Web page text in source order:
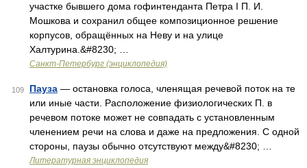
участке бывшего дома гофинтенданта Петра I П. И.
Мошкова и сохранил общее композиционное решение
корпусов, обращённых на Неву и на улице
Халтурина.&#8230; …
Санкт-Петербург (энциклопедия)
109 Пауза — остановка голоса, членящая речевой поток на те
или иные части. Расположение физиологических П. в
речевом потоке может не совпадать с установленным
членением речи на слова и даже на предложения. С одной
стороны, паузы обычно отсутствуют между&#8230; …
Литературная энциклопедия